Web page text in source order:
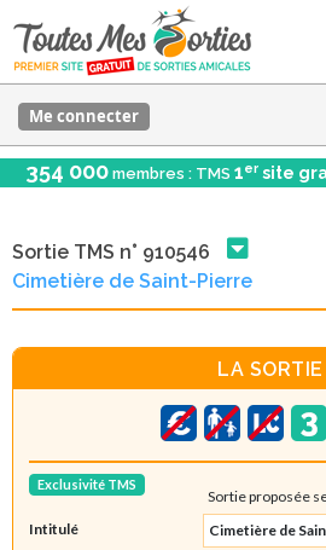
Me connecter
354 000 membres : TMS 1er site
Sortie TMS n° 910546
Cimetière de Saint-Pierre
LA SORTIE
Exclusivité TMS
Sortie proposée
Intitulé
Cimetière de